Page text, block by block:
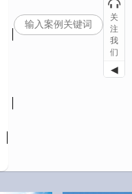
关
注
我
们
◀